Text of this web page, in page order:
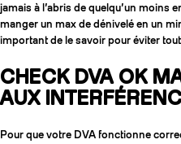
jamais à l’abris de quelqu’un moins
manger un max de dénivelé en un
important de le savoir pour éviter
CHECK DVA OK
AUX
Pour que votre DVA fonctionne